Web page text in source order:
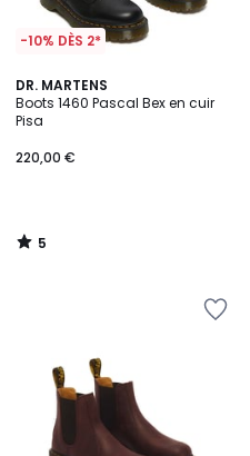
-10% DÈS 2*
DR. MARTENS
Boots 1460 Pascal Bex en cuir
Pisa
220,00 €
5
/
5
5
/